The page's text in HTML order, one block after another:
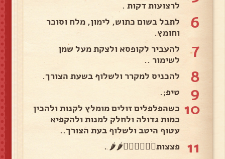
לרצועות דקות .
6
לתבל בשום כתוש, לימון, מלח וסוכר
וחומץ.
7
להעביר לקופסא ולצקת מעל שמן
לשימור ..
8 להכניס למקרר ולשלוף בשעת הצורך.
9 טיפ;.
10 כשהפלפלים זולים מומלץ לקנות ולהכין
כמות גדולה ולחלק למנות ולהקפיא
עטוף היטב ולשלוף בעת הצורך..
11 פצצות👌🏻👍🏼👍🏼🌶🌶 .